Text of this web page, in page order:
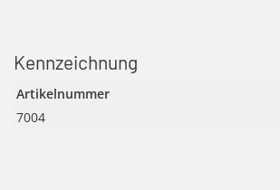
Kennzeichnung
Artikelnummer
7004